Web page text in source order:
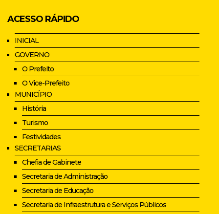
ACESSO RÁPIDO
INICIAL
GOVERNO
O Prefeito
O Vice-Prefeito
MUNICÍPIO
História
Turismo
Festividades
SECRETARIAS
Chefia de Gabinete
Secretaria de Administração
Secretaria de Educação
Secretaria de Infraestrutura e Serviços Públicos